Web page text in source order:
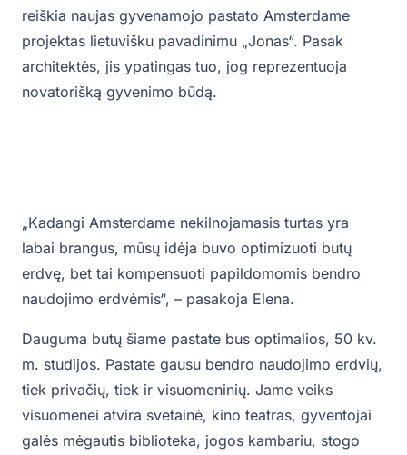
reiškia naujas gyvenamojo pastato Amsterdame
projektas lietuvišku pavadinimu „Jonas“. Pasak
architektės, jis ypatingas tuo, jog reprezentuoja
novatorišką gyvenimo būdą.
„Kadangi Amsterdame nekilnojamasis turtas yra
labai brangus, mūsų idėja buvo optimizuoti butų
erdvę, bet tai kompensuoti papildomomis bendro
naudojimo erdvėmis“, – pasakoja Elena.
Dauguma butų šiame pastate bus optimalios, 50 kv.
m. studijos. Pastate gausu bendro naudojimo erdvių,
tiek privačių, tiek ir visuomeninių. Jame veiks
visuomenei atvira svetainė, kino teatras, gyventojai
galės mėgautis biblioteka, jogos kambariu, stogo